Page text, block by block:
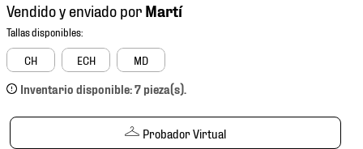
Vendido y enviado por
CH ECH MD
Inventario disponible: 7 pieza(s).
Probador Virtual
3.
tenis
4.
tenis futbol
5.
jersey